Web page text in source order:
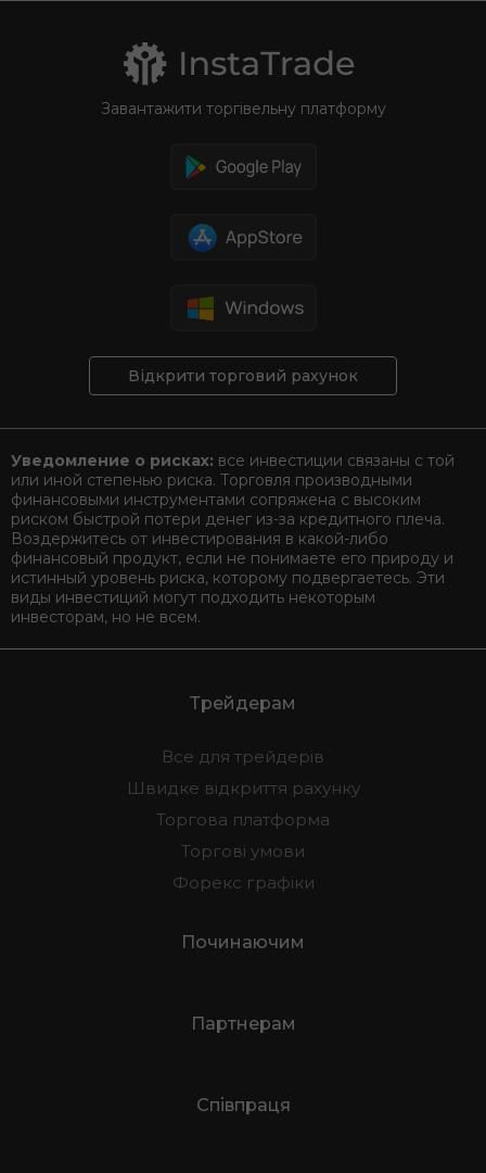
Завантажити торгівельну платформу
Відкрити торговий рахунок
Уведомление о рисках: все инвестиции связаны с той
или иной степенью риска. Торговля производными
финансовыми инструментами сопряжена с высоким
риском быстрой потери денег из-за кредитного плеча.
Воздержитесь от инвестирования в какой-либо
финансовый продукт, если не понимаете его природу и
истинный уровень риска, которому подвергаетесь. Эти
виды инвестиций могут подходить некоторым
инвесторам, но не всем.
Трейдерам
Все для трейдерів
Швидке відкриття рахунку
Торгова платформа
Торгові умови
Форекс графіки
Починаючим
Партнерам
Співпраця